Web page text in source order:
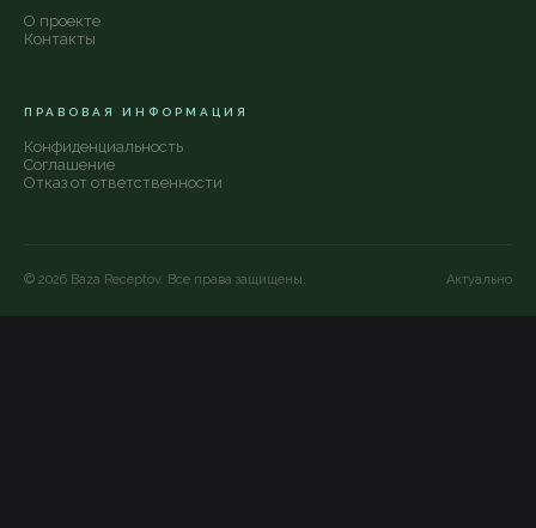
О проекте
Контакты
ПРАВОВАЯ ИНФОРМАЦИЯ
Конфиденциальность
Соглашение
Отказ от ответственности
© 2026 Baza Receptov. Все права защищены. Актуально